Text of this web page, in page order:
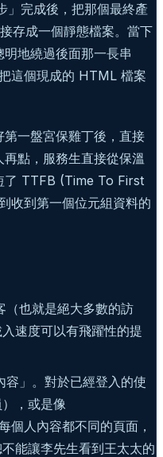
」完成後，把那個最終產
存成一個靜態檔案。當下
地繞過後面那一長串
這個現成的 HTML 檔案
一盤宮保雞丁後，直接
點，服務生直接從保溫
了 TTFB (Time To First
收到第一個位元組資料的
（也就是絕大多數的訪
速度可以有飛躍性的提
容」。對於已經登入的使
，或是像
人內容都不同的頁面，
能讓李先生看到王太太的